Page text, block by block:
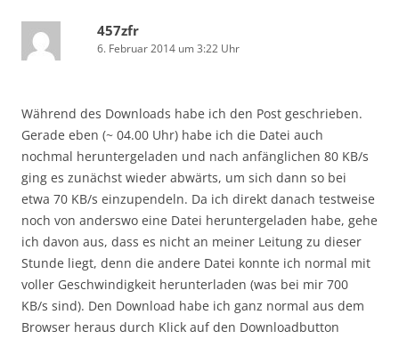
457zfr
6. Februar 2014 um 3:22 Uhr
Während des Downloads habe ich den Post geschrieben.
Gerade eben (~ 04.00 Uhr) habe ich die Datei auch
nochmal heruntergeladen und nach anfänglichen 80 KB/s
ging es zunächst wieder abwärts, um sich dann so bei
etwa 70 KB/s einzupendeln. Da ich direkt danach testweise
noch von anderswo eine Datei heruntergeladen habe, gehe
ich davon aus, dass es nicht an meiner Leitung zu dieser
Stunde liegt, denn die andere Datei konnte ich normal mit
voller Geschwindigkeit herunterladen (was bei mir 700
KB/s sind). Den Download habe ich ganz normal aus dem
Browser heraus durch Klick auf den Downloadbutton